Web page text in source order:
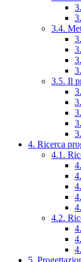
3.4.
3.5. Il
4. Ricerca
4.1.
4.2.
5.